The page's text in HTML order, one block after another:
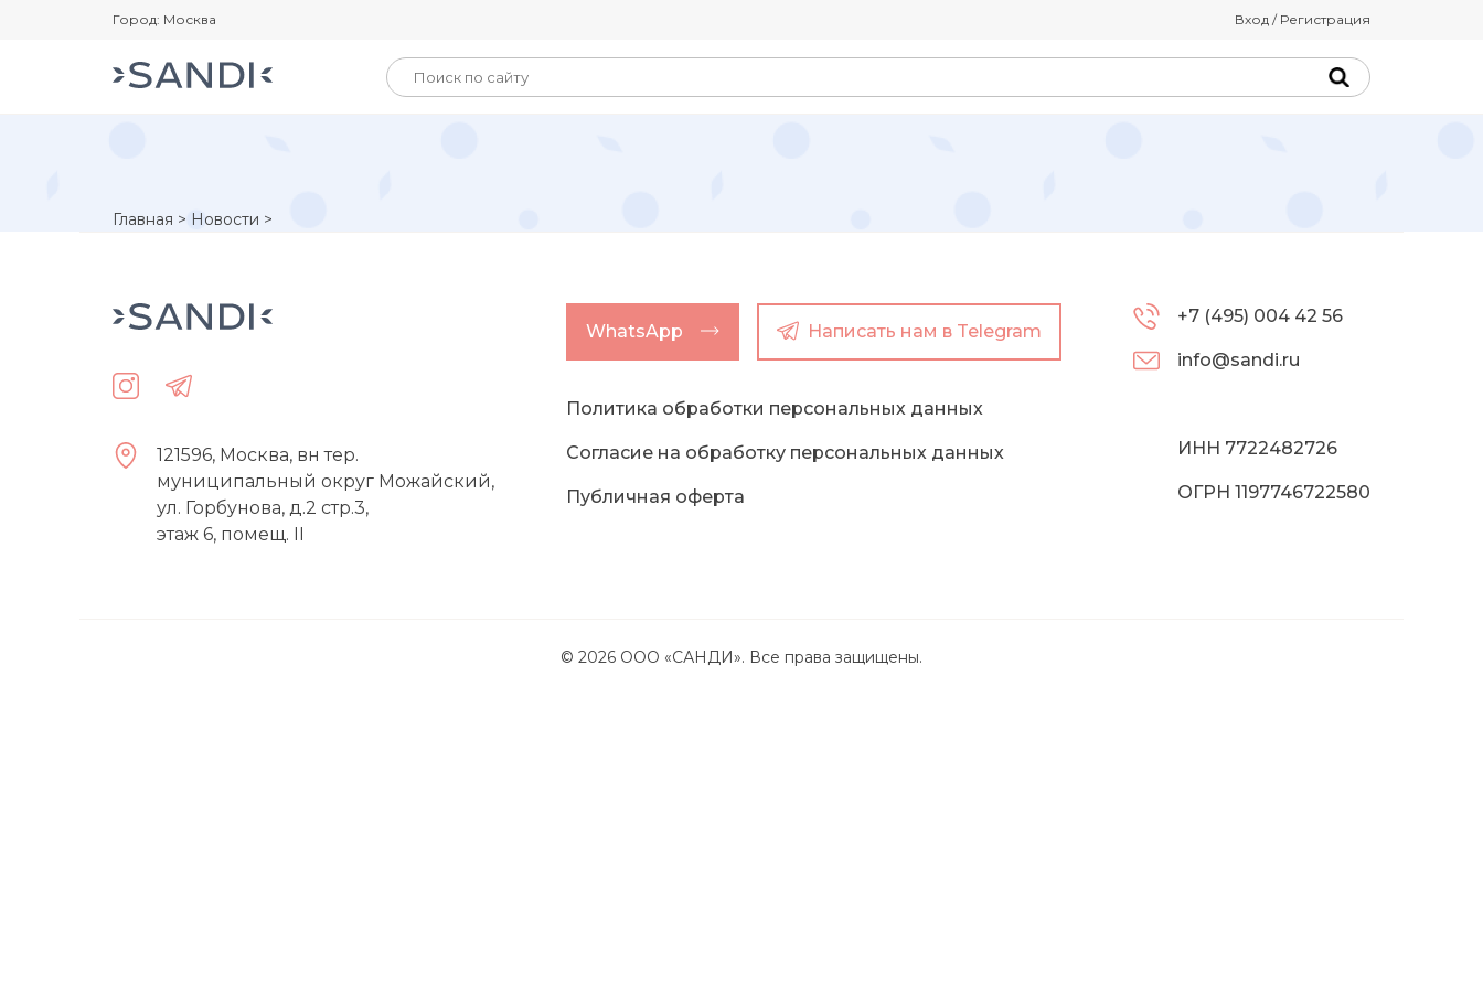
Город: Москва Вход / Регистрация
Главная > Новости >
121596, Москва, вн тер.
муниципальный округ Можайский,
ул. Горбунова, д.2 стр.3,
этаж 6, помещ. II
WhatsApp Написать нам в Telegram
Политика обработки персональных данных
Согласие на обработку персональных данных
Публичная оферта
+7 (495) 004 42 56
info@sandi.ru
ИНН 7722482726
ОГРН 1197746722580
© 2026 ООО «САНДИ». Все права защищены.